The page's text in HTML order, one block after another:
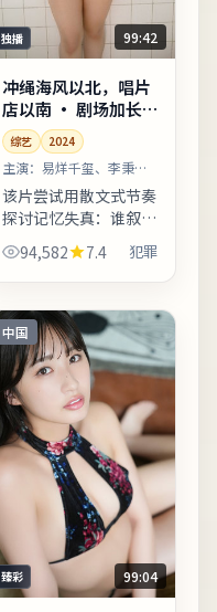
独播 99:42
冲绳海风以北，唱片
店以南 · 剧场加长
版综艺 2024
主演： 易烊千玺、李秉宪
等
该片尝试用散文式节奏
探讨记忆失真：谁叙
述，谁就掌握了故事的
形状。台词较少堆砌口
节支撑价值观冲突。片
尾字幕包含幕后花絮名
单，影...
94,582 7.4 犯罪
中国
臻彩 99:04